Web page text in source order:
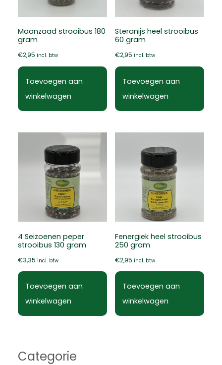
Maanzaad strooibus 180
gram
€2,95 incl. btw
Toevoegen aan
winkelwagen
Steranijs heel strooibus
60 gram
€2,95 incl. btw
Toevoegen aan
winkelwagen
4 Seizoenen peper
strooibus 130 gram
€3,35 incl. btw
Toevoegen aan
winkelwagen
Fenergiek heel strooibus
250 gram
€2,95 incl. btw
Toevoegen aan
winkelwagen
Categorie